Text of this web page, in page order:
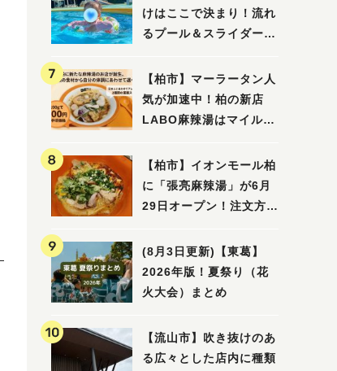
けはここで決まり！流れ
るプール＆スライダーに
ル」を親子で満喫してき
ました！
【柏市】マーラータン人
気が加速中！柏の新店
LABO麻辣湯はマイルド
【柏市】イオンモール柏
に「張亮麻辣湯」が6月
29日オープン！注文方法
ビュー
(8月3日更新)【東葛】
2026年版！夏祭り（花
火大会）まとめ
【流山市】吹き抜けのあ
る広々とした店内に種類